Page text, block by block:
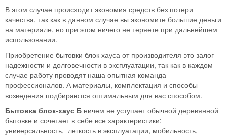
В этом случае происходит экономия средств без потери
качества, так как в данном случае вы экономите большие деньги
на материале, но при этом ничего не теряете при дальнейшем
использовании.
Приобретение бытовки блок хауса от производителя это залог
надежности и долговечности в эксплуатации, так как в каждом
случае работу проводят наша опытная команда
профессионалов. А материалы, комплектация и способы
возведения подбираются оптимальным для вас способом.
Бытовка блок-хаус Б ничем не уступает обычной деревянной
бытовке и сочетает в себе все характеристики:
универсальность, легкость в эксплуатации, мобильность,